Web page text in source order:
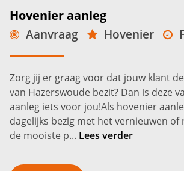
Hovenier aanleg
Aanvraag Hovenier
MBO
Zorg jij er graag voor dat jouw klant
van Hazerswoude bezit? Dan is deze
aanleg iets voor jou!Als hovenier
dagelijks bezig met het vernieuwen of
de mooiste p... Lees verder